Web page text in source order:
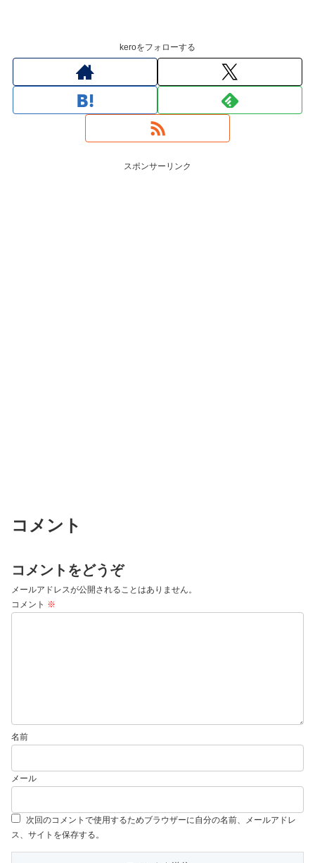
keroをフォローする
スポンサーリンク
コメント
コメントをどうぞ
メールアドレスが公開されることはありません。
コメント ※
名前
メール
次回のコメントで使用するためブラウザーに自分の名前、メールアドレ
ス、サイトを保存する。